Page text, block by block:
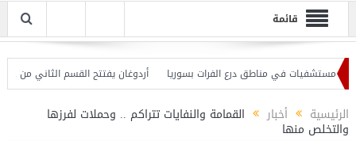
قائمة
أردوغان يفتتح القسم الثاني من خط
الرئيسية أخبار القمامة والنفايات تتراكم .. وحملات لفرزها
والتخلص منها